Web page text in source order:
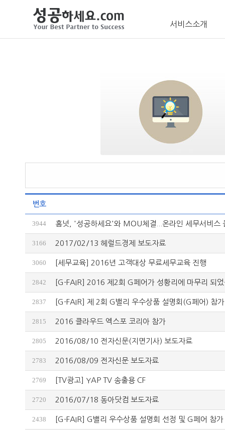
서비스소개
번호
3944 홈넛, '성공하세요'와 MOU체결...온라인 세무서비스
3166 2017/02/13 헤럴드경제 보도자료
3060 [세무교육] 2016년 고객대상 무료세무교육 진행
2842 [G-FAIR] 2016 제2회 G페어가 성황리에 마무리 되
2837 [G-FAIR] 제 2회 G밸리 우수상품 설명회(G페어) 참
2815 2016 클라우드 엑스포 코리아 참가
2805 2016/08/10 전자신문(지면기사) 보도자료
2783 2016/08/09 전자신문 보도자료
2769 [TV광고] YAP TV 송출용 CF
2720 2016/07/18 동아닷컴 보도자료
2438 [G-FAIR] G밸리 우수상품 설명회 선정 및 G페어 참가